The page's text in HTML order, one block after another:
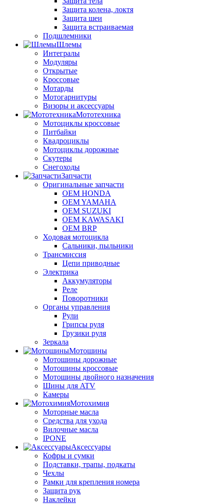
Защита колена, локтя
Защита шеи
Защита встраиваемая
Подшлемники
Шлемы
Интегралы
Модуляры
Открытые
Кроссовые
Мотарды
Мотогарнитуры
Визоры и аксессуары
Мототехника
Мотоциклы кроссовые
Питбайки
Квадроциклы
Мотоциклы дорожные
Скутеры
Снегоходы
Запчасти
Оригинальные запчасти
OEM HONDA
OEM YAMAHA
OEM SUZUKI
OEM KAWASAKI
OEM BRP
Ходовая мотоцикла
Сальники, пыльники
Трансмиссия
Цепи приводные
Электрика
Аккумуляторы
Реле
Поворотники
Органы управления
Рули
Грипсы руля
Грузики руля
Зеркала
Мотошины
Мотошины дорожные
Мотошины кроссовые
Мотошины двойного назначения
Шины для ATV
Камеры
Мотохимия
Моторные масла
Средства для ухода
Вилочные масла
IPONE
Аксессуары
Кофры и сумки
Подставки, трапы, подкаты
Чехлы
Рамки для крепления номера
Защита рук
Наклейки